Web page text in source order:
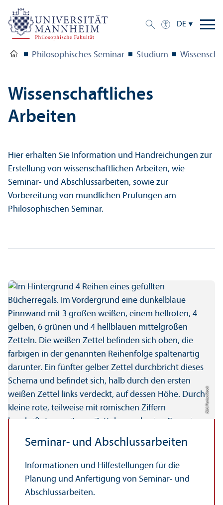
DE
Philosophisches Seminar Studium
Wissenschaft­liches
Arbeiten
Hier erhalten Sie Information und Handreichungen zur
Erstellung von wissenschaft­lichen Arbeiten, wie
Seminar- und Abschlussarbeiten, sowie zur
Vorbereitung von mündlichen Prüfungen am
Philosophischen Seminar.
Bild: Farina Stock
Seminar- und Abschlussarbeiten
Informationen und Hilfestellungen für die
Planung und Anfertigung von Seminar- und
Abschlussarbeiten.